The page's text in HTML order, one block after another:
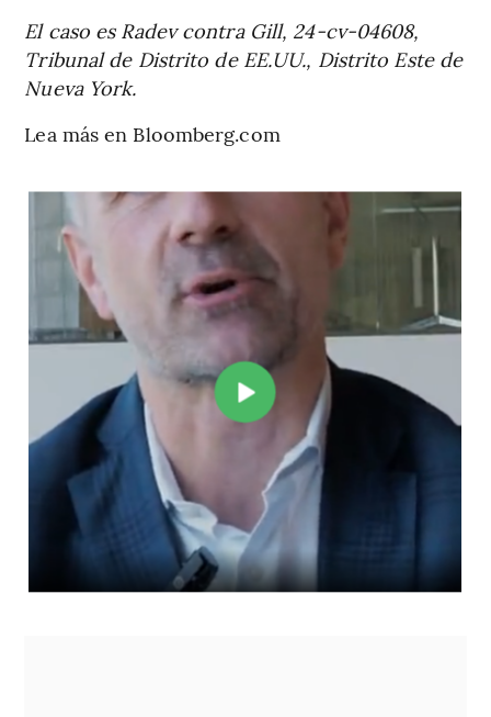
El caso es Radev contra Gill, 24-cv-04608,
Tribunal de Distrito de EE.UU., Distrito Este de
Nueva York.
Lea más en Bloomberg.com